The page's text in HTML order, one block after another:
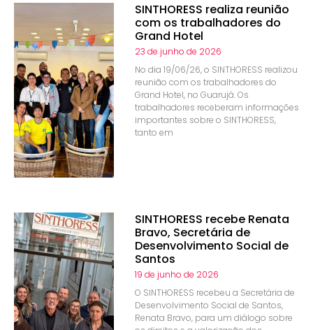
SINTHORESS realiza reunião
com os trabalhadores do
Grand Hotel
23 de junho de 2026
No dia 19/06/26, o SINTHORESS realizou
reunião com os trabalhadores do
Grand Hotel, no Guarujá. Os
trabalhadores receberam informações
importantes sobre o SINTHORESS,
tanto em
SINTHORESS recebe Renata
Bravo, Secretária de
Desenvolvimento Social de
Santos
19 de junho de 2026
O SINTHORESS recebeu a Secretária de
Desenvolvimento Social de Santos,
Renata Bravo, para um diálogo sobre